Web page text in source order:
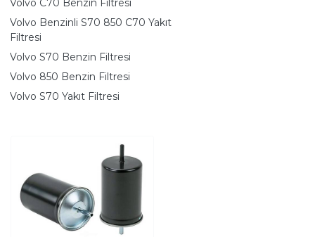
Volvo C70 Benzin Filtresi
Volvo Benzinli S70 850 C70 Yakıt
Filtresi
Volvo S70 Benzin Filtresi
Volvo 850 Benzin Filtresi
Volvo S70 Yakıt Filtresi